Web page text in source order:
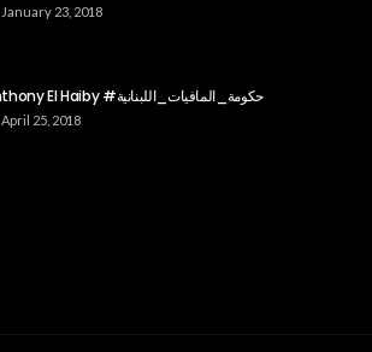
January 23, 2018
Anthony El Haiby #حكومة_المافيات_اللبنانية
April 25, 2018